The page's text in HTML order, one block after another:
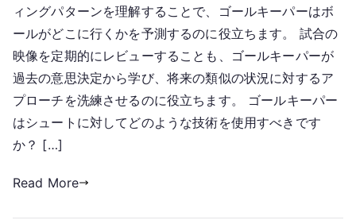
ィングパターンを理解することで、ゴールキーパーはボ
ールがどこに行くかを予測するのに役立ちます。 試合の
映像を定期的にレビューすることも、ゴールキーパーが
過去の意思決定から学び、将来の類似の状況に対するア
プローチを洗練させるのに役立ちます。 ゴールキーパー
はシュートに対してどのような技術を使用すべきです
か？ […]
Read More